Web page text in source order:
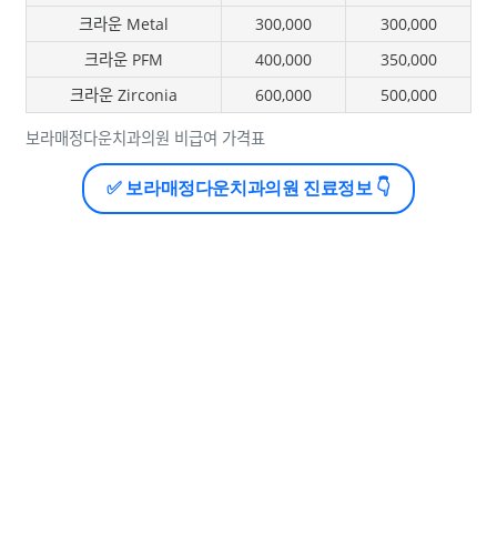
보라매정다운치과의원 비급여 가격표
크라운 Metal
300,000
300,000
크라운 PFM
400,000
350,000
크라운 Zirconia
600,000 500,000
✅ 보라매정다운치과의원 진료정보 👇